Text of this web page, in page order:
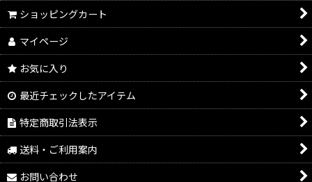
ショッピングカート
マイページ
お気に入り
最近チェックしたアイテム
特定商取引法表示
送料・ご利用案内
お問い合わせ